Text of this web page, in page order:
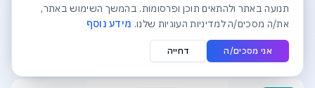
תנועה באתר ולהתאים תוכן ופרסומות. בהמשך השימוש באתר,
את/ה מסכים/ה למדיניות העוגיות שלנו. מידע נוסף
אני מסכים/ה דחייה